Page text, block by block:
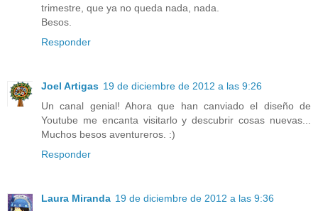
trimestre, que ya no queda nada, nada.
Besos.
Responder
Joel Artigas 19 de diciembre de 2012 a las 9:26
Un canal genial! Ahora que han canviado el diseño de
Youtube me encanta visitarlo y descubrir cosas nuevas...
Muchos besos aventureros. :)
Responder
Laura Miranda 19 de diciembre de 2012 a las 9:36